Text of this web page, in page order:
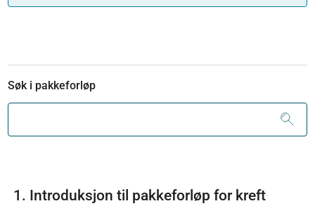
Søk i pakkeforløp
1. Introduksjon til pakkeforløp for kreft